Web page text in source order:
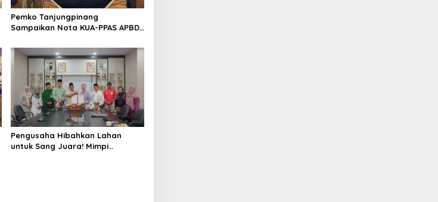
Pemko Tanjungpinang
Sampaikan Nota KUA-PPAS APBD
Pengusaha Hibahkan Lahan
untuk Sang Juara! Mimpi